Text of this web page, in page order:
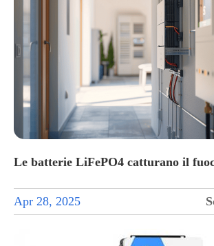
Le batterie LiFePO4 catturano il
Apr 28, 2025